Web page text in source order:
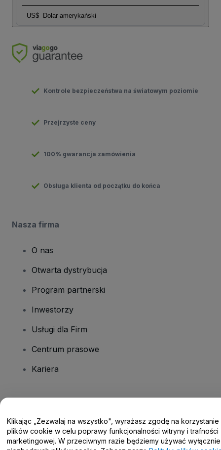
US$ Dolar amerykański
Kontrole bezpieczeństwa na światowym poziomie
Przejrzyste ceny
100% gwarancja zamówienia
Obsługa klienta od początku do końca
Nasza firma
O nas
Otwarta dystrybucja
Program partnerski
Inwestorzy
Usługi dla Firm
Centrum prasowe
Kariera
Centrum pomocy / Skontaktuj się z nami
Klikając „Zezwalaj na wszystko", wyrażasz zgodę na korzystanie
plików cookie w celu poprawy funkcjonalności witryny i trafności
marketingowej. W przeciwnym razie będziemy używać wyłącznie